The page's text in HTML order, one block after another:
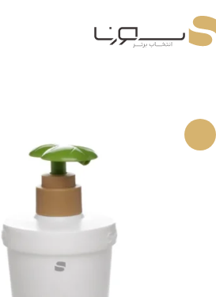
به
محتوا